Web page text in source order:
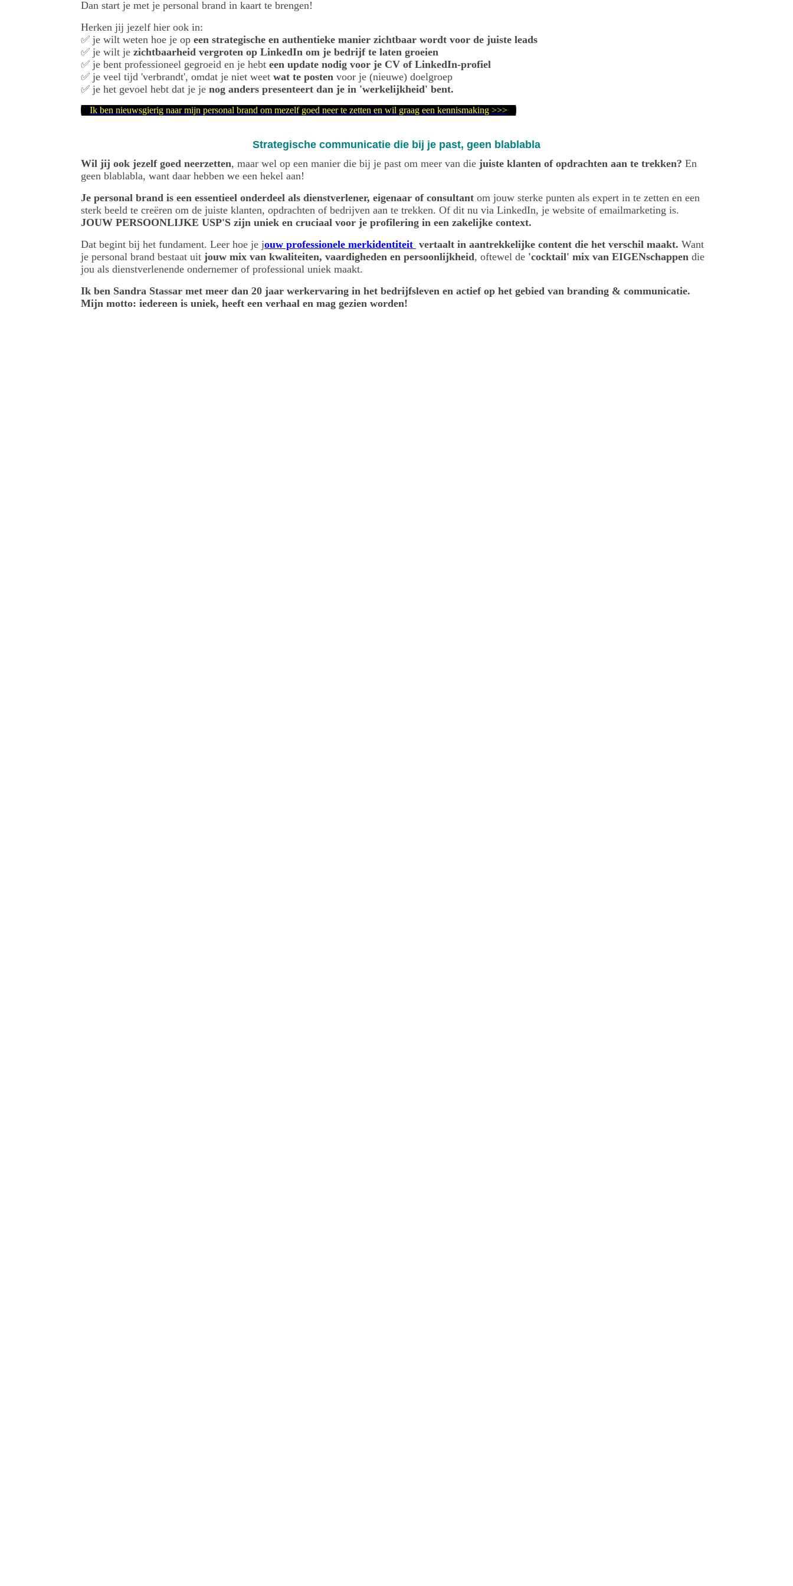
Dan start je met je personal brand in kaart te brengen!
Herken jij jezelf hier ook in:
✅ je wilt weten hoe je op een strategische en authentieke manier zichtbaar wordt voor de juiste leads
✅ je wilt je zichtbaarheid vergroten op LinkedIn om je bedrijf te laten groeien
✅ je bent professioneel gegroeid en je hebt een update nodig voor je CV of LinkedIn-profiel
✅ je veel tijd 'verbrandt', omdat je niet weet wat te posten voor je (nieuwe) doelgroep
✅ je het gevoel hebt dat je je nog anders presenteert dan je in 'werkelijkheid' bent.
Ik ben nieuwsgierig naar mijn personal brand om mezelf goed neer te zetten en wil graag een kennismaking >>>
Strategische communicatie die bij je past, geen blablabla
Wil jij ook jezelf goed neerzetten, maar wel op een manier die bij je past om meer van die juiste klanten of opdrachten aan te trekken? En
geen blablabla, want daar hebben we een hekel aan!
Je personal brand is een essentieel onderdeel als dienstverlener, eigenaar of consultant om jouw sterke punten als expert in te zetten en een
sterk beeld te creëren om de juiste klanten, opdrachten of bedrijven aan te trekken. Of dit nu via LinkedIn, je website of emailmarketing is.
JOUW PERSOONLIJKE USP'S zijn uniek en cruciaal voor je profilering in een zakelijke context.
Dat begint bij het fundament. Leer hoe je jouw professionele merkidentiteit vertaalt in aantrekkelijke content die het verschil maakt. Want
je personal brand bestaat uit jouw mix van kwaliteiten, vaardigheden en persoonlijkheid, oftewel de 'cocktail' mix van EIGENschappen die
jou als dienstverlenende ondernemer of professional uniek maakt.
Ik ben Sandra Stassar met meer dan 20 jaar werkervaring in het bedrijfsleven en actief op het gebied van branding & communicatie.
Mijn motto: iedereen is uniek, heeft een verhaal en mag gezien worden!